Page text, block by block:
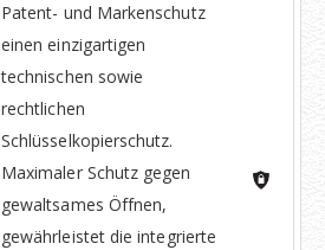
Patent- und Markenschutz
einen einzigartigen
technischen sowie
rechtlichen
Schlüsselkopierschutz.
Maximaler Schutz gegen
gewaltsames Öffnen,
gewährleistet die integrierte